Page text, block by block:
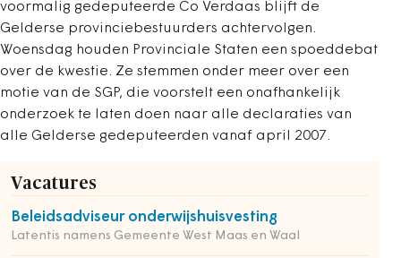
voormalig gedeputeerde Co Verdaas blijft de
Gelderse provinciebestuurders achtervolgen.
Woensdag houden Provinciale Staten een spoeddebat
over de kwestie. Ze stemmen onder meer over een
motie van de SGP, die voorstelt een onafhankelijk
onderzoek te laten doen naar alle declaraties van
alle Gelderse gedeputeerden vanaf april 2007.
Vacatures
Beleidsadviseur onderwijshuisvesting
Latentis namens Gemeente West Maas en Waal